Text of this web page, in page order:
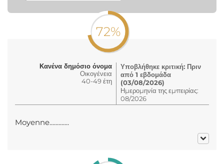
72%
Κανένα δημόσιο όνομα
Οικογένεια
40-49 έτη
Υποβλήθηκε κριτική: Πριν
από 1 εβδομάδα
(03/08/2026)
Ημερομηνία της εμπειρίας:
08/2026
Moyenne.............